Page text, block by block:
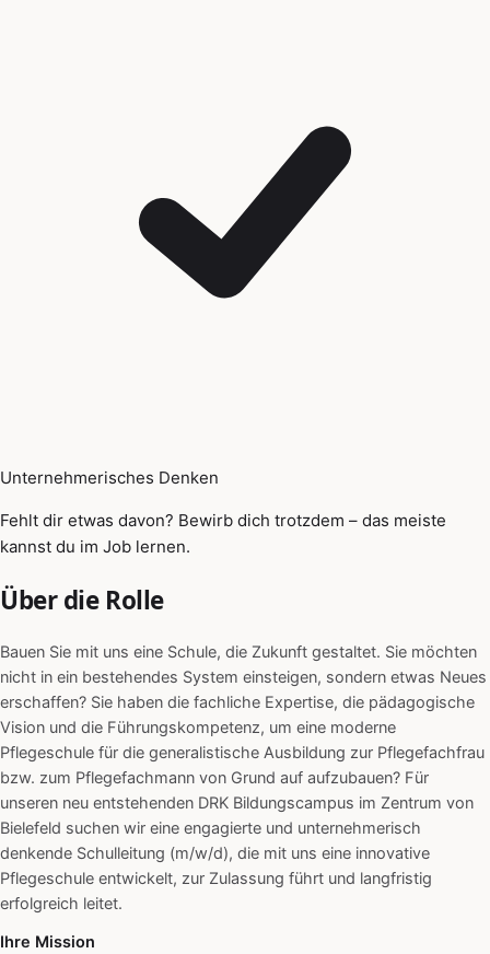
Unternehmerisches Denken
Fehlt dir etwas davon? Bewirb dich trotzdem – das meiste
kannst du im Job lernen.
Über die Rolle
Bauen Sie mit uns eine Schule, die Zukunft gestaltet. Sie möchten
nicht in ein bestehendes System einsteigen, sondern etwas Neues
erschaffen? Sie haben die fachliche Expertise, die pädagogische
Vision und die Führungskompetenz, um eine moderne
Pflegeschule für die generalistische Ausbildung zur Pflegefachfrau
bzw. zum Pflegefachmann von Grund auf aufzubauen? Für
unseren neu entstehenden DRK Bildungscampus im Zentrum von
Bielefeld suchen wir eine engagierte und unternehmerisch
denkende Schulleitung (m/w/d), die mit uns eine innovative
Pflegeschule entwickelt, zur Zulassung führt und langfristig
erfolgreich leitet.
Ihre Mission